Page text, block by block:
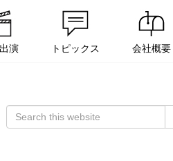
演 トピックス 会社概要